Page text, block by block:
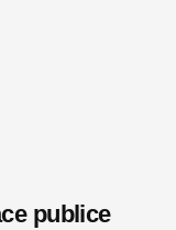
publice